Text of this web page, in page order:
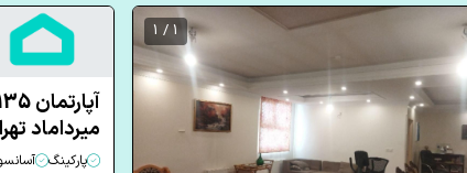
1 / 1
میرداماد
پارکینگ